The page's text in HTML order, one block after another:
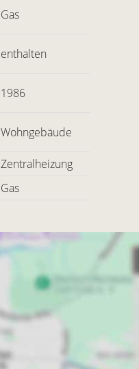
Gas
enthalten
1986
Wohngebäude
Zentralheizung
Gas